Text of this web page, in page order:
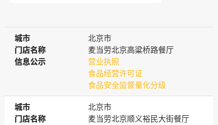
城市
城市
北京市
门店名称
门店名称
麦当劳北京高粱桥路餐厅
信息公示
信息公示
营业执照
食品经营许可证
食品安全监督量化分级
城市
城市
北京市
门店名称
门店名称
麦当劳北京顺义裕民大街餐厅